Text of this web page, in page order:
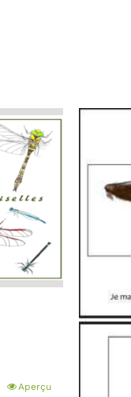
Aperçu